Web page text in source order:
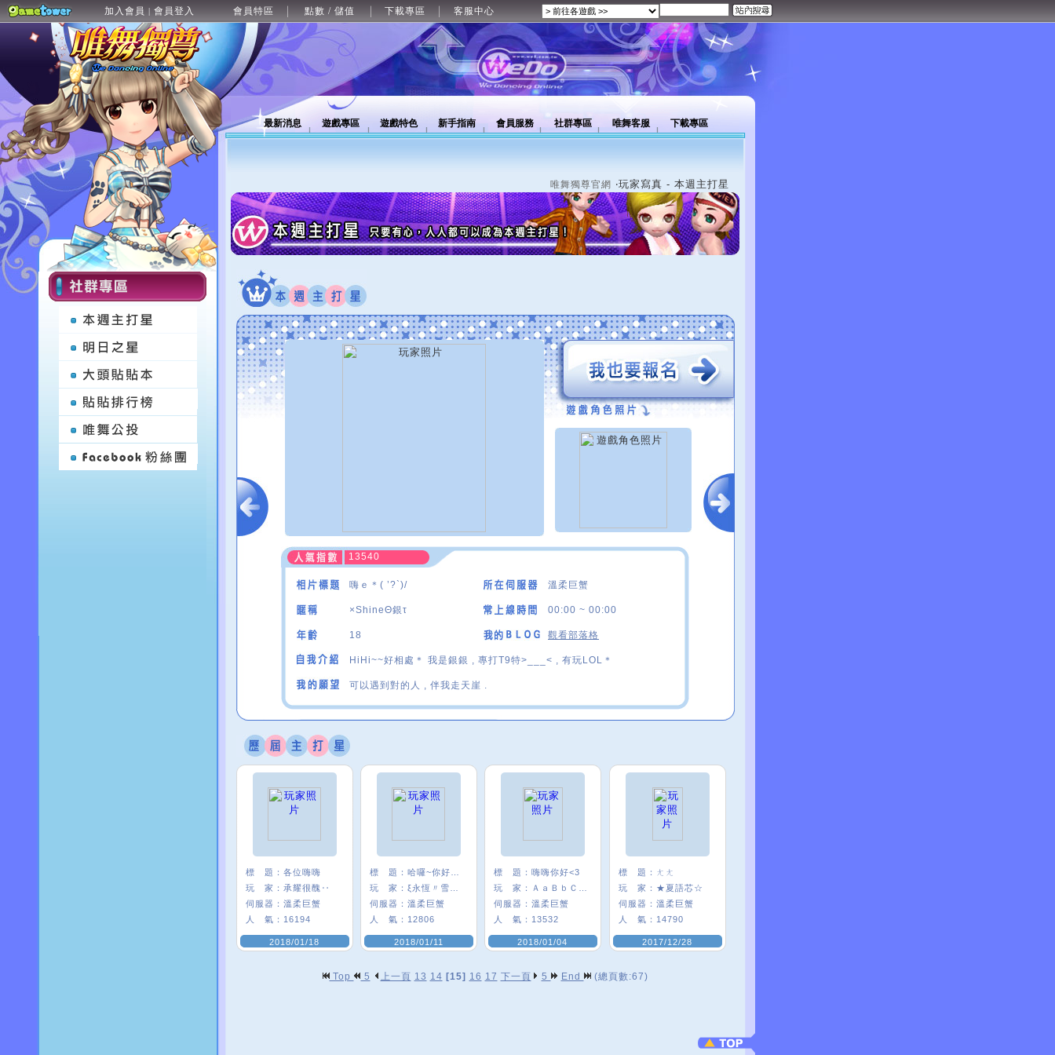
加入會員 | 會員登入 會員特區 點數 / 儲值 下載專區 客服中心
最新消息 遊戲專區 遊戲特色 新手指南 會員服務 社群專區 唯舞客服 下載專區
唯舞獨尊官網 ‧玩家寫真 - 本週主打星
13540
嗨ｅ＊( ’?`)/ 溫柔巨蟹
×ShineΘ銀τ 00:00 ~ 00:00
18 觀看部落格
HiHi~~好相處＊ 我是銀銀 , 專打T9特>___< , 有玩LOL＊
可以遇到對的人 , 伴我走天崖 .
標 題： 各位嗨嗨
玩 家： 承耀很醜‥
伺服器： 溫柔巨蟹
人 氣： 16194
2018/01/18
標 題：
玩 家：
伺服器： 溫柔巨蟹
人 氣： 12806
2018/01/11
標 題： 嗨嗨你好<3
玩 家：
伺服器： 溫柔巨蟹
人 氣： 13532
2018/01/04
標 題： ㄤㄤ
玩 家： ★夏語芯☆
伺服器： 溫柔巨蟹
人 氣： 14790
2017/12/28
Top 5 上一頁 13 14 [15] 16 17 下一頁 5 End (總頁數:67)